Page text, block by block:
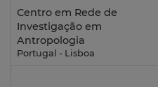
Centro em Rede de
Investigação em
Antropologia
Portugal - Lisboa